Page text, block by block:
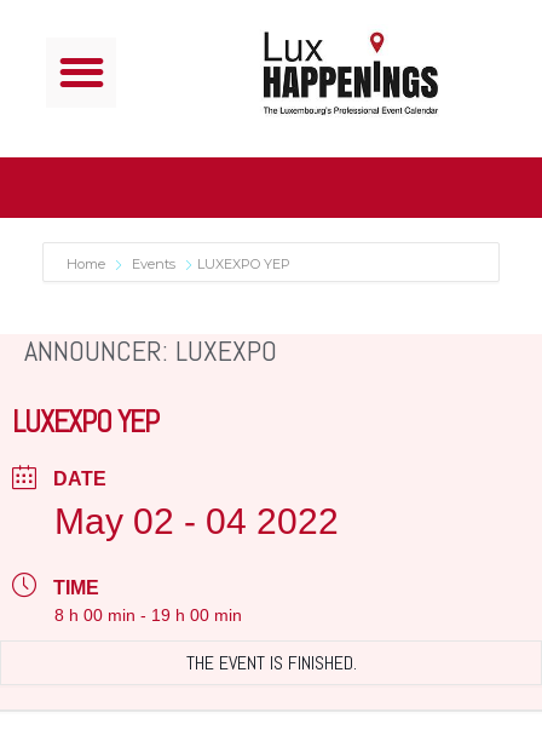
Home Events LUXEXPO YEP
ANNOUNCER: LUXEXPO
LUXEXPO YEP
DATE
May 02 - 04 2022
TIME
8 h 00 min - 19 h 00 min
THE EVENT IS FINISHED.